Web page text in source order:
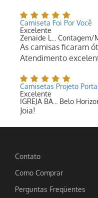
Camiseta Foi Por Você
Excelente
Zenaide L... Contagem/
As camisas ficaram
Atendimento
Camisetas Projeto
Excelente
IGREJA BA... Belo
Joia!
Contato
Como Comprar
Perguntas Freqüentes